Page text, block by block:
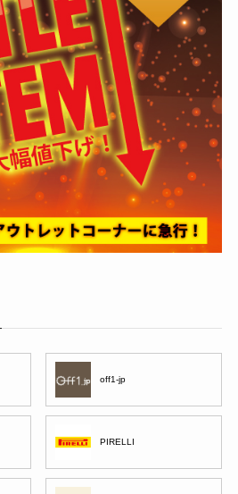
off1-jp
PIRELLI